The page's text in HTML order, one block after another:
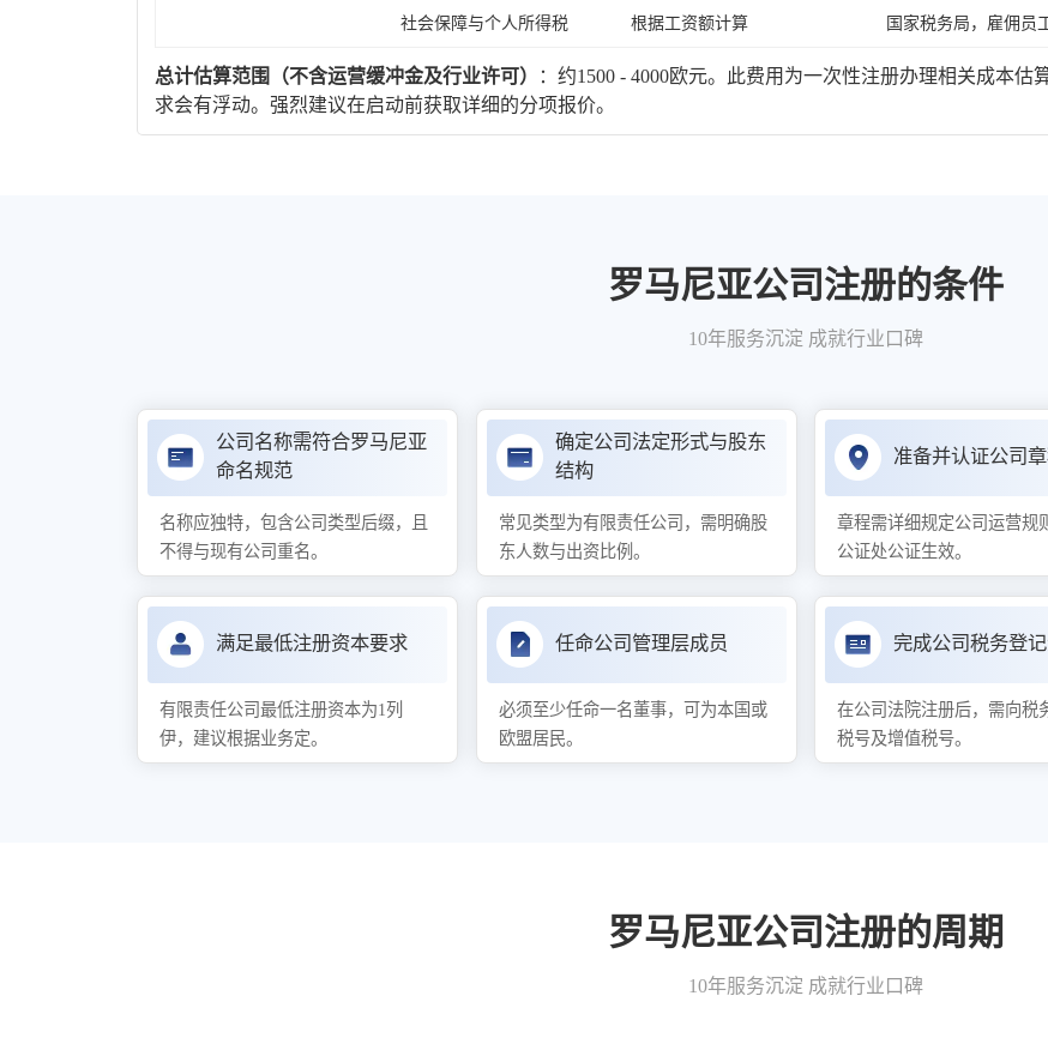
社会保障与个人所得税 根据工资额计算 国家税务局，雇佣员
总计估算范围（不含运营缓冲金及行业许可）
：约1500 - 4000欧元。此费用为一次性注册办理相关成本
求会有浮动。强烈建议在启动前获取详细的分项报价。
罗马尼亚公司注册的条件
10年服务沉淀 成就行业口碑
公司名称需符合罗马尼亚
命名规范
名称应独特，包含公司类型后缀，且
不得与现有公司重名。
确定公司法定形式与股东
结构
常见类型为有限责任公司，需明确股
东人数与出资比例。
准备并认证公司
章程需详细规定公司运营规
公证处公证生效。
满足最低注册资本要求
有限责任公司最低注册资本为1列
伊，建议根据业务定。
任命公司管理层成员
必须至少任命一名董事，可为本国或
欧盟居民。
完成公司税务登
在公司法院注册后，需向税
税号及增值税号。
罗马尼亚公司注册的周期
10年服务沉淀 成就行业口碑